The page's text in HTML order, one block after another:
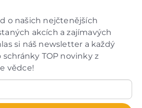
o našich nejčtenějších
akcích a zajímavých
si náš newsletter a každý
TOP novinky z
vědce!